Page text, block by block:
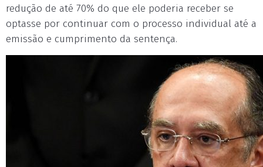
redução de até 70% do que ele poderia receber se
optasse por continuar com o processo individual até a
emissão e cumprimento da sentença.